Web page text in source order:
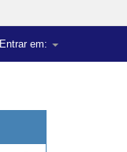
Entrar em: